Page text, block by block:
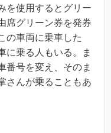
を使用するとグリー
席グリーン券を発券
の車両に乗車した
に乗る人もいる。ま
番号を変え、そのま
さんが乗ることもあ